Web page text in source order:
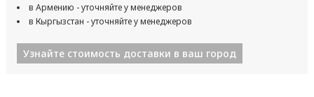
в Армению - уточняйте у менеджеров
в Кыргызстан - уточняйте у менеджеров
Узнайте стоимость доставки в ваш город